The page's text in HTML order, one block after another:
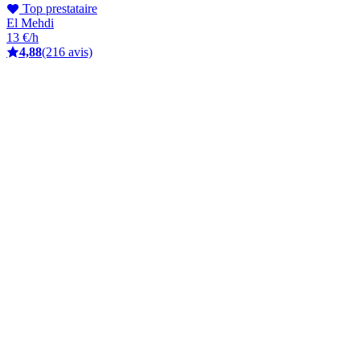
Top prestataire
El Mehdi
13 €/h
4,88(216 avis)